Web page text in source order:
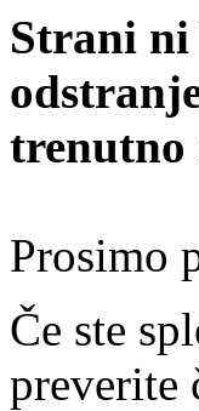
Strani ni
trenutno
Prosimo
Če ste
preverite